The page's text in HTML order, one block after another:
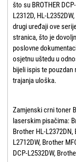
što su BROTHER
L2312D, HL-
drugi uređaji ove
stranica, što je
poslovne
osjetnu uštedu u
bijeli ispis te
trajanja uloška.
Zamjenski crni toner
laserskim pisačima:
Brother HL-
L2712DW, Brother
DCP-L2532DW,